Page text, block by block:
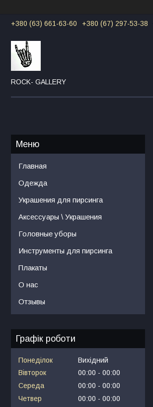
+380 (63) 661-63-60 +380 (67) 297-53-38
ROCK- GALLERY
Главная
Одежда
Украшения для пирсинга
Аксессуары \ Украшения
Головные уборы
Инструменты для пирсинга
Плакаты
О нас
Отзывы
Графік роботи
Понеділок
Вихідний
Вівторок
00:00
00:00
Середа
00:00
00:00
Четвер
00:00
00:00